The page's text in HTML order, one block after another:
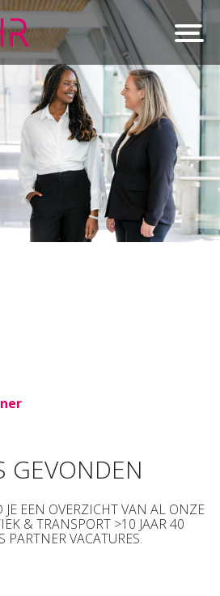
GEVONDEN
EEN OVERZICHT VAN AL ONZE
& TRANSPORT >10 JAAR 40
PARTNER VACATURES.